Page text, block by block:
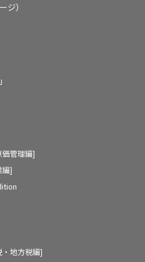
ジ）
管理編]
編]
地方税編]